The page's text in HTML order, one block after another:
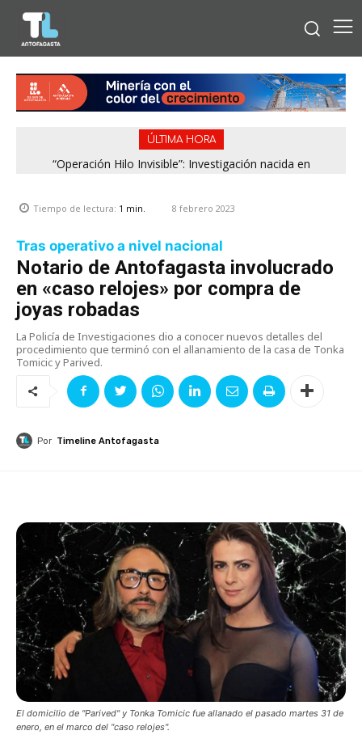
ÚLTIMA HORA
“Operación Hilo Invisible”: Investigación nacida en
Tiempo de lectura: 1 min. 8 febrero 2023
Tras operativo a nivel nacional
Notario de Antofagasta involucrado
en «caso relojes» por compra de
joyas robadas
La Policía de Investigaciones dio a conocer nuevos detalles del
procedimiento que terminó con el allanamiento de la casa de Tonka
Tomicic y Parived.
Por Timeline Antofagasta
El domicilio de "Parived" y Tonka Tomicic fue allanado el pasado martes 31 de
enero, en el marco del "caso relojes".